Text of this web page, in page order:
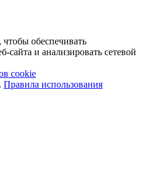
обеспечивать
сайта и анализировать сетевой
cookie
Правила использования